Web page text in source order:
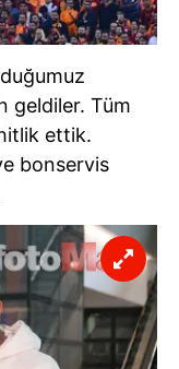
geldiler. Tüm
ettik.
bonservis